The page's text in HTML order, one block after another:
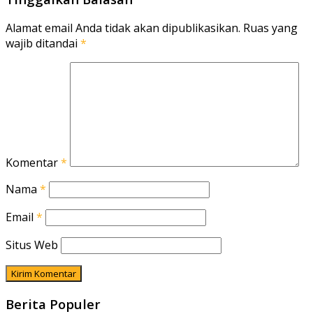
Alamat email Anda tidak akan dipublikasikan. Ruas yang
wajib ditandai *
Komentar*
Nama *
Email *
Situs Web
Berita Populer